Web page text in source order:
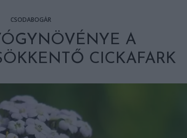
CSODABOGÁR
A
CICKAFARK